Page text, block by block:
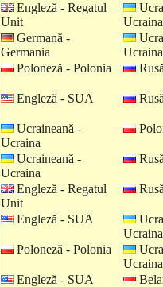
Engleză - Regatul
Unit
Ucraina
Germană -
Germania
Ucraina
Poloneză - Polonia
Engleză - SUA
Ucraineană -
Ucraina
Ucraineană -
Ucraina
Engleză - Regatul
Unit
Engleză - SUA
Ucraina
Poloneză - Polonia
Ucraina
Engleză - SUA